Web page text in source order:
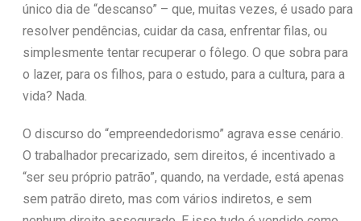
único dia de “descanso” – que, muitas vezes, é usado para
resolver pendências, cuidar da casa, enfrentar filas, ou
simplesmente tentar recuperar o fôlego. O que sobra para
o lazer, para os filhos, para o estudo, para a cultura, para a
vida? Nada.
O discurso do “empreendedorismo” agrava esse cenário.
O trabalhador precarizado, sem direitos, é incentivado a
“ser seu próprio patrão”, quando, na verdade, está apenas
sem patrão direto, mas com vários indiretos, e sem